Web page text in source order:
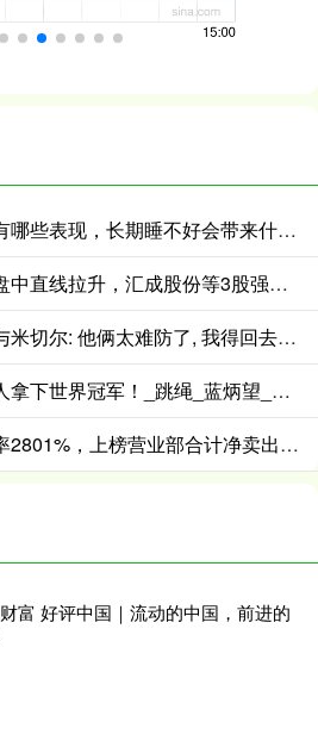
海通众合 睡眠障碍通常有哪些表现，长期睡不好会带来什么影响
长江配资 存储芯片板块盘中直线拉升，汇成股份等3股强势涨停
云上速配 巴雷特谈哈登与米切尔: 他俩太难防了, 我得回去研究下录像
申银优配 太牛了！宜春人拿下世界冠军！_跳绳_蓝炳望_比赛
优股平台 南方路机换手率2801%，上榜营业部合计净卖出17486万元
富 好评中国｜流动的中国，前进的